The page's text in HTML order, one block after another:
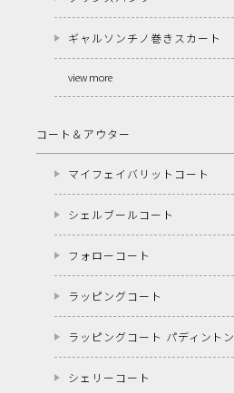
ギャルソンチノ巻きスカート
view more
コート＆アウター
マイフェイバリットコート
シェルブールコート
フォローコート
ラッピングコート
ラッピングコート パディントン
シェリーコート